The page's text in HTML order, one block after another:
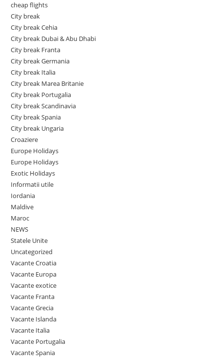
cheap flights
City break
City break Cehia
City break Dubai & Abu Dhabi
City break Franta
City break Germania
City break Italia
City break Marea Britanie
City break Portugalia
City break Scandinavia
City break Spania
City break Ungaria
Croaziere
Europe Holidays
Europe Holidays
Exotic Holidays
Informatii utile
Iordania
Maldive
Maroc
NEWS
Statele Unite
Uncategorized
Vacante Croatia
Vacante Europa
Vacante exotice
Vacante Franta
Vacante Grecia
Vacante Islanda
Vacante Italia
Vacante Portugalia
Vacante Spania